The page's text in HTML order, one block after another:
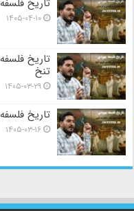
۱۴۰۵-۰۴-۱۰
تاریخ
تنخ
۱۴۰۵-۰۳-۲۹
تاریخ
۱۴۰۵-۰۳-۱۶